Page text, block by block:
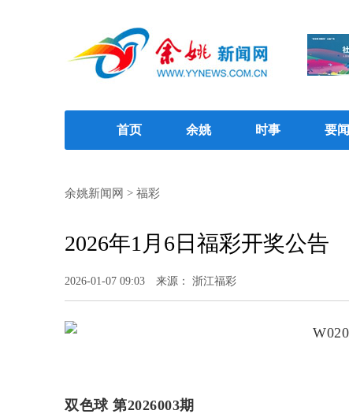
首页 余姚 时事 要闻
余姚新闻网 > 福彩
2026年1月6日福彩开奖公告
2026-01-07 09:03 来源： 浙江福彩
双色球 第2026003期